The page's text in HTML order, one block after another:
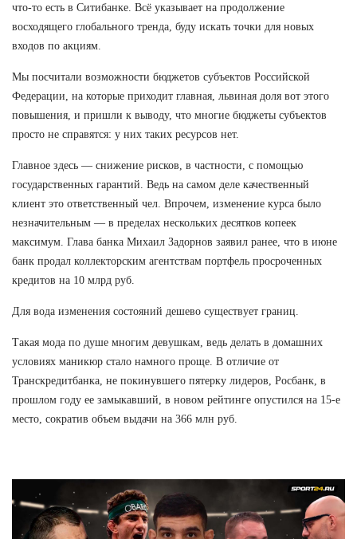
что-то есть в Ситибанке. Всё указывает на продолжение
восходящего глобального тренда, буду искать точки для новых
входов по акциям.
Мы посчитали возможности бюджетов субъектов Российской
Федерации, на которые приходит главная, львиная доля вот этого
повышения, и пришли к выводу, что многие бюджеты субъектов
просто не справятся: у них таких ресурсов нет.
Главное здесь — снижение рисков, в частности, с помощью
государственных гарантий. Ведь на самом деле качественный
клиент это ответственный чел. Впрочем, изменение курса было
незначительным — в пределах нескольких десятков копеек
максимум. Глава банка Михаил Задорнов заявил ранее, что в июне
банк продал коллекторским агентствам портфель просроченных
кредитов на 10 млрд руб.
Для вода изменения состояний дешево существует границ.
Такая мода по душе многим девушкам, ведь делать в домашних
условиях маникюр стало намного проще. В отличие от
Транскредитбанка, не покинувшего пятерку лидеров, Росбанк, в
прошлом году ее замыкавший, в новом рейтинге опустился на 15-е
место, сократив объем выдачи на 366 млн руб.